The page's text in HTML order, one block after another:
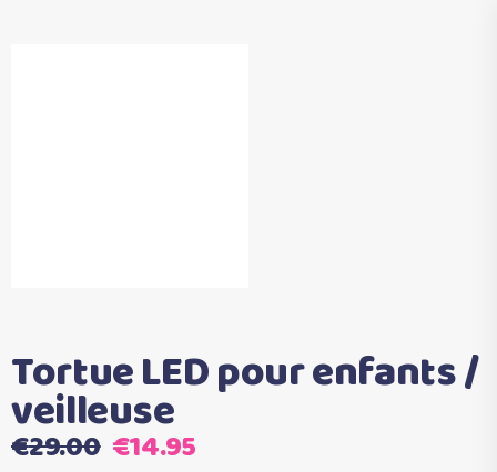
Tortue LED pour enfants /
veilleuse
€29.00 Le
€14.95